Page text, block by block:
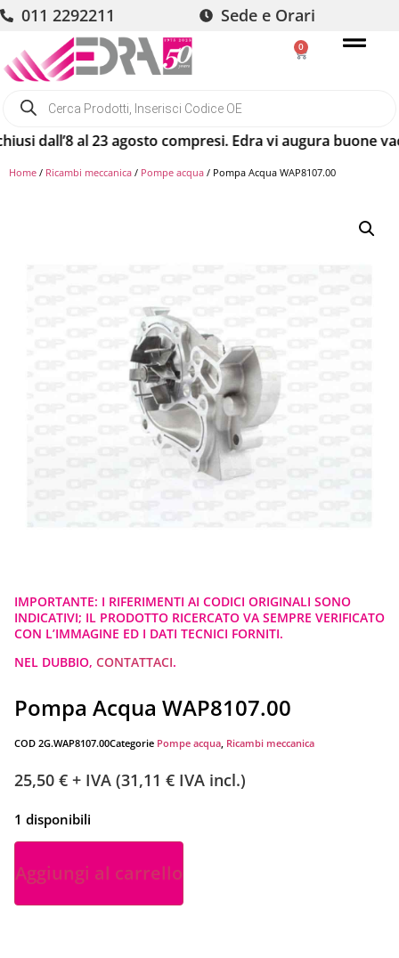
011 2292211 Sede e Orari
0
dall’8 al 23 agosto compresi. Edra vi augura buone
Home / Ricambi meccanica / Pompe acqua / Pompa Acqua WAP8107.00
IMPORTANTE: I RIFERIMENTI AI CODICI ORIGINALI SONO
INDICATIVI; IL PRODOTTO RICERCATO VA SEMPRE VERIFICATO
CON L’IMMAGINE ED I DATI TECNICI FORNITI.
NEL DUBBIO, CONTATTACI.
Pompa Acqua WAP8107.00
COD 2G.WAP8107.00Categorie Pompe acqua, Ricambi meccanica
25,50 € + IVA (31,11 € IVA incl.)
1 disponibili
Aggiungi al carrello